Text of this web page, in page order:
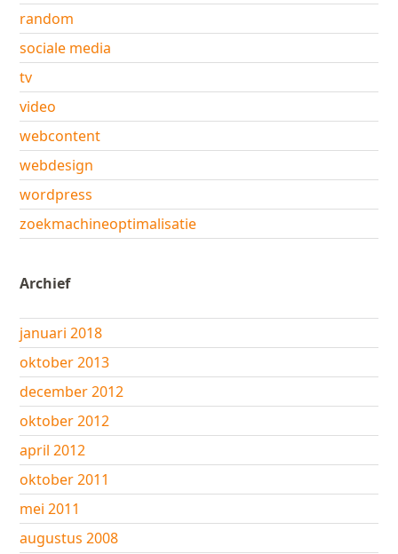
random
sociale media
tv
video
webcontent
webdesign
wordpress
zoekmachineoptimalisatie
Archief
januari 2018
oktober 2013
december 2012
oktober 2012
april 2012
oktober 2011
mei 2011
augustus 2008